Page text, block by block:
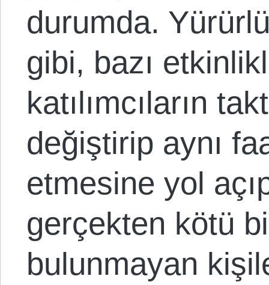
durumda.
gibi, bazı
katılımcıların
değiştirip aynı
etmesine yol
gerçekten kötü
bulunmayan